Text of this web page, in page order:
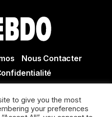
Nous Contacter
lot et Garonne - Actualité
to give you the most
your preferences